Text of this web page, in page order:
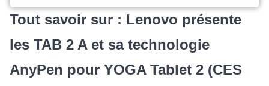
Tout savoir sur : Lenovo présente
les TAB 2 A et sa technologie
AnyPen pour YOGA Tablet 2 (CES